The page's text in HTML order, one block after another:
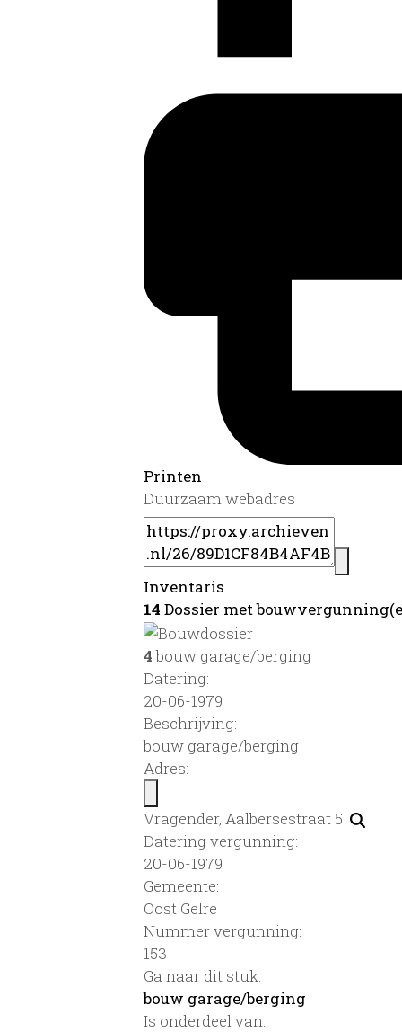
Printen
Duurzaam webadres
Inventaris
14 Dossier met
4bouw garage/berging
Datering:
20-06-1979
Beschrijving:
bouw garage/berging
Adres:
Vragender, Aalbersestraat 5
Datering vergunning:
20-06-1979
Gemeente:
Oost Gelre
Nummer vergunning:
153
Ga naar dit stuk:
bouw garage/berging
Is onderdeel van: